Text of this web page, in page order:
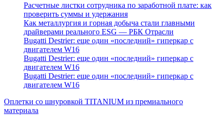
Расчетные листки сотрудника по заработной плате: как
проверить суммы и удержания
Как металлургия и горная добыча стали главными
драйверами реального ESG — РБК Отрасли
Bugatti Destrier: еще один «последний» гиперкар с
двигателем W16
Bugatti Destrier: еще один «последний» гиперкар с
двигателем W16
Bugatti Destrier: еще один «последний» гиперкар с
двигателем W16
Оплетки со шнуровкой TITANIUM из премиального
материала